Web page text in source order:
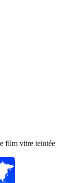
film vitre teintée